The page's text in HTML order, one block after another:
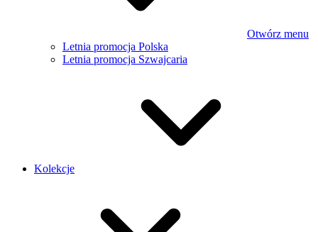
Otwórz menu
Letnia promocja Polska
Letnia promocja Szwajcaria
Kolekcje